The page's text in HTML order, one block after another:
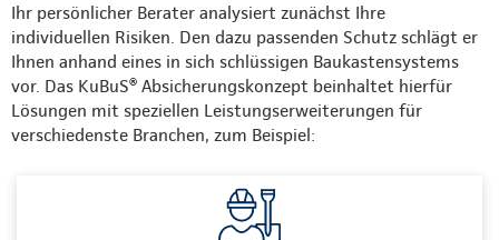
Ihr persönlicher Berater analysiert zunächst Ihre
individuellen Risiken. Den dazu passenden Schutz schlägt er
Ihnen anhand eines in sich schlüssigen Baukastensystems
vor. Das KuBuS® Absicherungskonzept beinhaltet hierfür
Lösungen mit speziellen Leistungserweiterungen für
verschiedenste Branchen, zum Beispiel: